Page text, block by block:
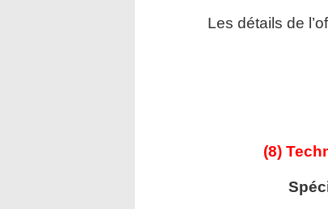
Les détails de
(8)